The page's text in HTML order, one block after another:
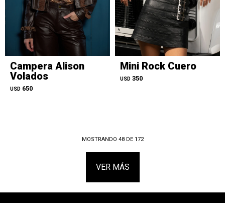
Campera Alison
Volados
USD 650
Mini Rock Cuero
USD 350
MOSTRANDO 48DE 172
VER MÁS